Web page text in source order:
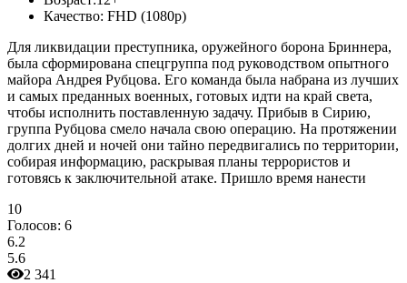
Качество: FHD (1080p)
Для ликвидации преступника, оружейного борона Бриннера,
была сформирована спецгруппа под руководством опытного
майора Андрея Рубцова. Его команда была набрана из лучших
и самых преданных военных, готовых идти на край света,
чтобы исполнить поставленную задачу. Прибыв в Сирию,
группа Рубцова смело начала свою операцию. На протяжении
долгих дней и ночей они тайно передвигались по территории,
собирая информацию, раскрывая планы террористов и
готовясь к заключительной атаке. Пришло время нанести
10
Голосов: 6
6.2
5.6
2 341